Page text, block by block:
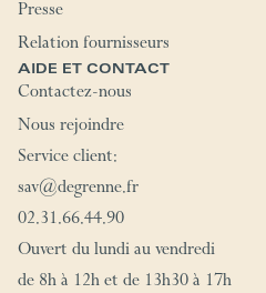
Presse
Relation fournisseurs
AIDE ET CONTACT
Contactez-nous
Nous rejoindre
Service client:
sav@degrenne.fr
02.31.66.44.90
Ouvert du lundi au vendredi
de 8h à 12h et de 13h30 à 17h